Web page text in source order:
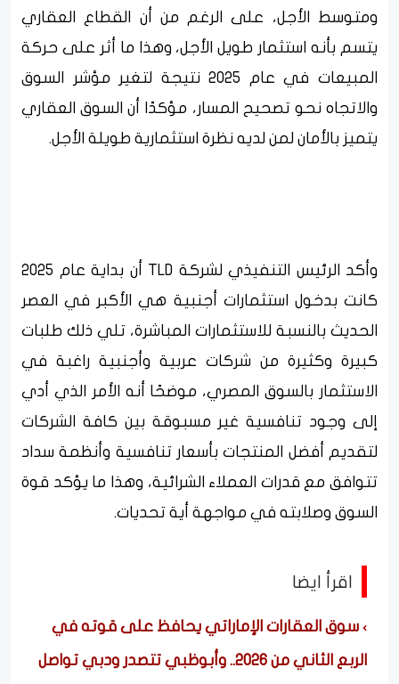
ومتوسط الأجل، على الرغم من أن القطاع العقاري
يتسم بأنه استثمار طويل الأجل، وهذا ما أثر على حركة
المبيعات في عام 2025 نتيجة لتغير مؤشر السوق
والاتجاه نحو تصحيح المسار، مؤكدًا أن السوق العقاري
يتميز بالأمان لمن لديه نظرة استثمارية طويلة الأجل.
وأكد الرئيس التنفيذي لشركة TLD أن بداية عام 2025
كانت بدخول استثمارات أجنبية هي الأكبر في العصر
الحديث بالنسبة للاستثمارات المباشرة، تلي ذلك طلبات
كبيرة وكثيرة من شركات عربية وأجنبية راغبة في
الاستثمار بالسوق المصري، موضحًا أنه الأمر الذي أدي
إلى وجود تنافسية غير مسبوقة بين كافة الشركات
لتقديم أفضل المنتجات بأسعار تنافسية وأنظمة سداد
تتوافق مع قدرات العملاء الشرائية، وهذا ما يؤكد قوة
السوق وصلابته في مواجهة أية تحديات.
اقرأ ايضا
سوق العقارات الإماراتي يحافظ على قوته في
الربع الثاني من 2026.. وأبوظبي تتصدر ودبي تواصل